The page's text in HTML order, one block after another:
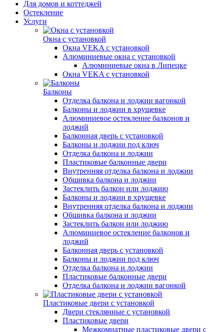
Для домов и коттеджей
Остекление
Услуги
Окна с установкой
Окна VEKA с установкой
Алюминиевые окна с установкой
Алюминиевые окна в Липецке
Окна VEKA с установкой
Балконы
Отделка балкона и лоджии вагонкой
Балконы и лоджии в хрущевке
Алюминиевое остекление балконов и
лоджий
Балконная дверь с установкой
Балконы и лоджии под ключ
Отделка балкона и лоджии
Пластиковые балконные двери
Внутренняя отделка балкона и лоджии
Обшивка балкона и лоджии
Застеклить балкон или лоджию
Балконы и лоджии в хрущевке
Внутренняя отделка балкона и лоджии
Обшивка балкона и лоджии
Застеклить балкон или лоджию
Алюминиевое остекление балконов и
лоджий
Балконная дверь с установкой
Балконы и лоджии под ключ
Отделка балкона и лоджии
Пластиковые балконные двери
Отделка балкона и лоджии вагонкой
Пластиковые двери с установкой
Двери стеклянные с установкой
Пластиковые двери
Межкомнатные пластиковые двери с